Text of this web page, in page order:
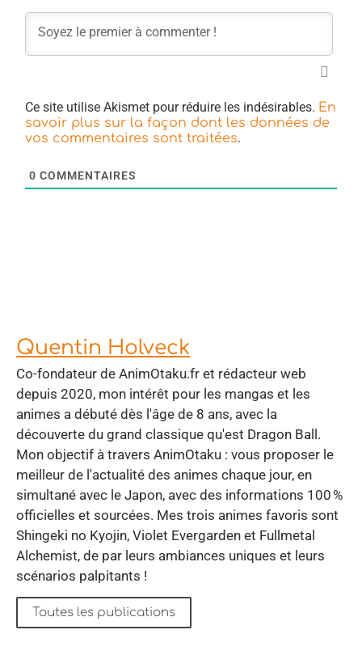
Ce site utilise Akismet pour réduire les indésirables. En
savoir plus sur la façon dont les données de
vos commentaires sont traitées.
0 COMMENTAIRES
Quentin Holveck
Co-fondateur de AnimOtaku.fr et rédacteur web
depuis 2020, mon intérêt pour les mangas et les
animes a débuté dès l'âge de 8 ans, avec la
découverte du grand classique qu'est Dragon Ball.
Mon objectif à travers AnimOtaku : vous proposer le
meilleur de l'actualité des animes chaque jour, en
simultané avec le Japon, avec des informations 100 %
officielles et sourcées. Mes trois animes favoris sont
Shingeki no Kyojin, Violet Evergarden et Fullmetal
Alchemist, de par leurs ambiances uniques et leurs
scénarios palpitants !
Toutes les publications